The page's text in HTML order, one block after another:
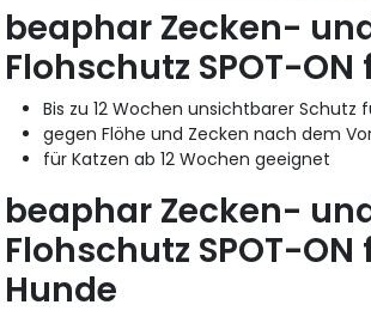
beaphar Zecken-
Flohschutz SPOT-
Bis zu 12 Wochen unsichtbarer Schutz
gegen Flöhe und Zecken nach dem
für Katzen ab 12 Wochen geeignet
beaphar Zecken-
Flohschutz SPOT-
Hunde